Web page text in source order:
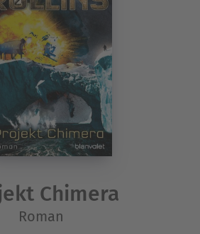
Chimera
Roman